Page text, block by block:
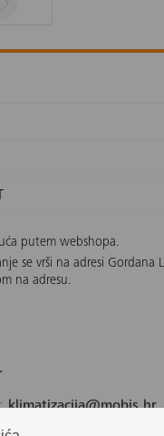
putem webshopa.
se vrši na adresi Gordana
na adresu.
klimatizacija@mobis.hr